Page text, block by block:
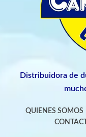
Distribuidora de
QUIENES SOMOS